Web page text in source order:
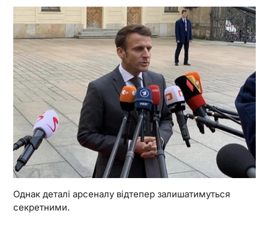
Однак деталі арсеналу відтепер залишатимуться
секретними.